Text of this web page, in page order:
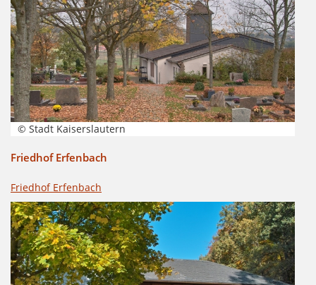
© Stadt Kaiserslautern
Friedhof Erfenbach
Friedhof Erfenbach